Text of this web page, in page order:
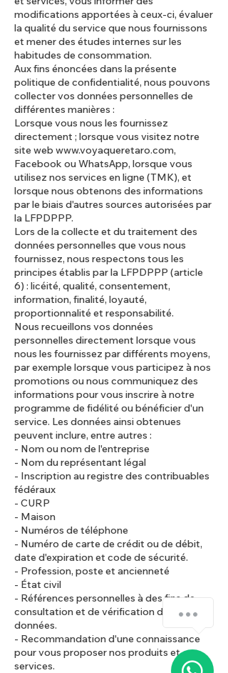
modifications apportées à ceux-ci, évaluer
la qualité du service que nous fournissons
et mener des études internes sur les
habitudes de consommation.
Aux fins énoncées dans la présente
politique de confidentialité, nous pouvons
collecter vos données personnelles de
différentes manières :
Lorsque vous nous les fournissez
directement ; lorsque vous visitez notre
site web www.voyaqueretaro.com,
Facebook ou WhatsApp, lorsque vous
utilisez nos services en ligne (TMK), et
lorsque nous obtenons des informations
par le biais d'autres sources autorisées par
la LFPDPPP.
Lors de la collecte et du traitement des
données personnelles que vous nous
fournissez, nous respectons tous les
principes établis par la LFPDPPP (article
6) : licéité, qualité, consentement,
information, finalité, loyauté,
proportionnalité et responsabilité.
Nous recueillons vos données
personnelles directement lorsque vous
nous les fournissez par différents moyens,
par exemple lorsque vous participez à nos
promotions ou nous communiquez des
informations pour vous inscrire à notre
programme de fidélité ou bénéficier d'un
service. Les données ainsi obtenues
peuvent inclure, entre autres :
- Nom ou nom de l'entreprise
- Nom du représentant légal
- Inscription au registre des contribuables
fédéraux
- CURP
- Maison
- Numéros de téléphone
- Numéro de carte de crédit ou de débit,
date d'expiration et code de sécurité.
- Profession, poste et ancienneté
- État civil
- Références personnelles à des fins de
consultation et de vérification de vos
données.
- Recommandation d'une connaissance
pour vous proposer nos produits et
services.
¿Cómo podemos ayudarte?
1